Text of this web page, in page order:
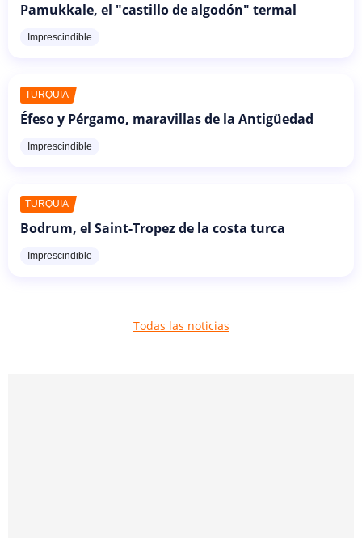
Pamukkale, el "castillo de algodón" termal
Imprescindible
TURQUÍA
Éfeso y Pérgamo, maravillas de la Antigüedad
Imprescindible
TURQUÍA
Bodrum, el Saint-Tropez de la costa turca
Imprescindible
Todas las noticias